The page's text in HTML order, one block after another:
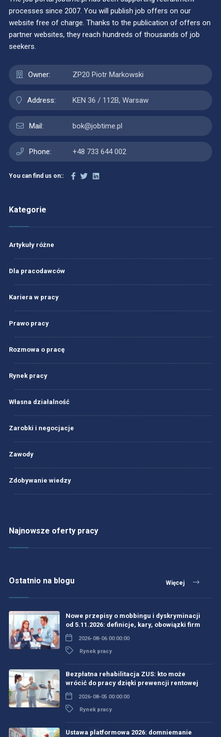
processes since 2007. You will publish job offers on our
website free of charge. Thanks to the publication of offers on
partner websites, they reach hundreds of thousands of job
seekers.
Owner: ZP20 Piotr Markowski
Address: KEN 36 / 112B, Warsaw
Mail: bok@jobtime.pl
Phone: +48 733 644 002
You can find us on::
Kategorie
Artykuły różne
Dla pracodawców
Kariera w pracy
Prawo pracy
Rozmowa o pracę
Rynek pracy
Własna działalność
Zarobki i negocjacje
Zawody
Zdobywanie wiedzy
Najnowsze oferty pracy
Ostatnio na blogu Więcej
Nowe przepisy o mobbingu i dyskryminacji
od 5.11.2026: definicje, kary, obowiązki firm
2026-08-06 00:00:00
Rynek pracy
Bezpłatna rehabilitacja ZUS: kto może
wrócić do pracy dzięki prewencji rentowej
2026-08-05 00:00:00
Rynek pracy
Ustawa platformowa 2026: domniemanie